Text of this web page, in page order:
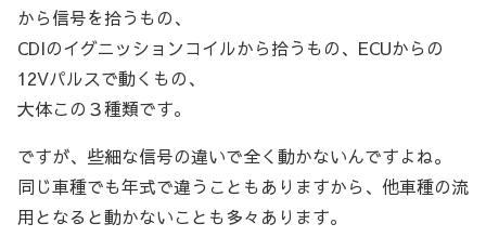
から信号を拾うもの、
CDIのイグニッションコイルから拾うもの、ECUからの
12Vパルスで動くもの、
大体この３種類です。
ですが、些細な信号の違いで全く動かないんですよね。
同じ車種でも年式で違うこともありますから、他車種の流
用となると動かないことも多々あります。